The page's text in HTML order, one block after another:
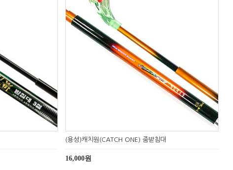
(용성)캐치원(CATCH ONE) 줌받침대
16,000원